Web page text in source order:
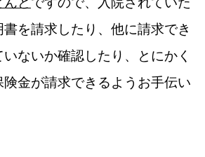
を請求したり、他に請求でき
ないか確認したり、とにかく
金が請求できるようお手伝い